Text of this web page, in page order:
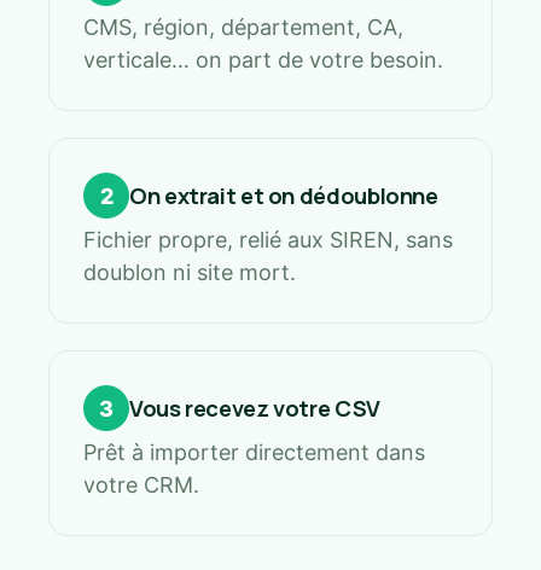
CMS, région, département, CA,
verticale… on part de votre besoin.
2 On extrait et on dédoublonne
Fichier propre, relié aux SIREN, sans
doublon ni site mort.
3 Vous recevez votre CSV
Prêt à importer directement dans
votre CRM.